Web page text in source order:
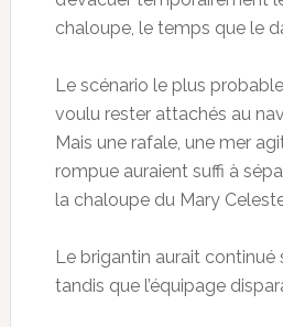
chaloupe, le temps que le
Le scénario le plus
voulu rester attachés au
Mais une rafale, une mer
rompue auraient suffi à
la chaloupe du Mary
Le brigantin aurait continué
tandis que l’équipage